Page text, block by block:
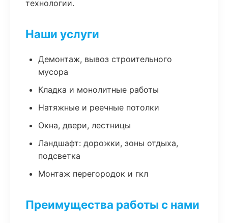
технологии.
Наши услуги
Демонтаж, вывоз строительного
мусора
Кладка и монолитные работы
Натяжные и реечные потолки
Окна, двери, лестницы
Ландшафт: дорожки, зоны отдыха,
подсветка
Монтаж перегородок и гкл
Преимущества работы с нами